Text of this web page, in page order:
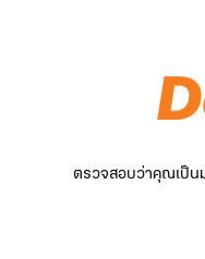
ตรวจสอบว่าคุณเป็น